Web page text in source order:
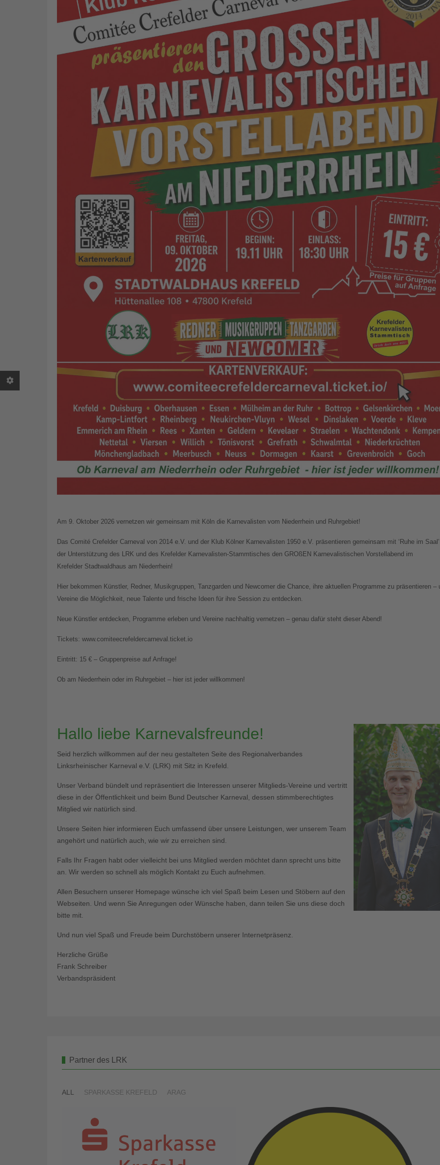
Am 9. Oktober 2026 vernetzen wir gemeinsam mit Köln die Karnevalisten vom Niederrhein und Ruhrgebiet!
Das Comité Crefelder Carneval von 2014 e.V. und der Klub Kölner Karnevalisten 1950 e.V. präsentieren gemeinsam mit ‘Ruhe im Saal’
der Unterstützung des LRK und des Krefelder Karnevalisten-Stammtisches den GROßEN Karnevalistischen Vorstellabend im
Krefelder Stadtwaldhaus am Niederrhein!
Hier bekommen Künstler, Redner, Musikgruppen, Tanzgarden und Newcomer die Chance, ihre aktuellen Programme zu präsentieren –
Vereine die Möglichkeit, neue Talente und frische Ideen für ihre Session zu entdecken.
Neue Künstler entdecken, Programme erleben und Vereine nachhaltig vernetzen – genau dafür steht dieser Abend!
Tickets: www.comiteecrefeldercarneval.ticket.io
Eintritt: 15 € – Gruppenpreise auf Anfrage!
Ob am Niederrhein oder im Ruhrgebiet – hier ist jeder willkommen!
Hallo liebe Karnevalsfreunde!
Seid herzlich willkommen auf der neu gestalteten Seite des Regionalverbandes
Linksrheinischer Karneval e.V. (LRK) mit Sitz in Krefeld.
Unser Verband bündelt und repräsentiert die Interessen unserer Mitglieds-Vereine und vertritt
diese in der Öffentlichkeit und beim Bund Deutscher Karneval, dessen stimmberechtigtes
Mitglied wir natürlich sind.
Unsere Seiten hier informieren Euch umfassend über unsere Leistungen, wer unserem Team
angehört und natürlich auch, wie wir zu erreichen sind.
Falls Ihr Fragen habt oder vielleicht bei uns Mitglied werden möchtet dann sprecht uns bitte
an. Wir werden so schnell als möglich Kontakt zu Euch aufnehmen.
Allen Besuchern unserer Homepage wünsche ich viel Spaß beim Lesen und Stöbern auf den
Webseiten. Und wenn Sie Anregungen oder Wünsche haben, dann teilen Sie uns diese doch
bitte mit.
Und nun viel Spaß und Freude beim Durchstöbern unserer Internetpräsenz.
Herzliche Grüße
Frank Schreiber
Verbandspräsident
Partner des LRK
ALL SPARKASSE KREFELD ARAG